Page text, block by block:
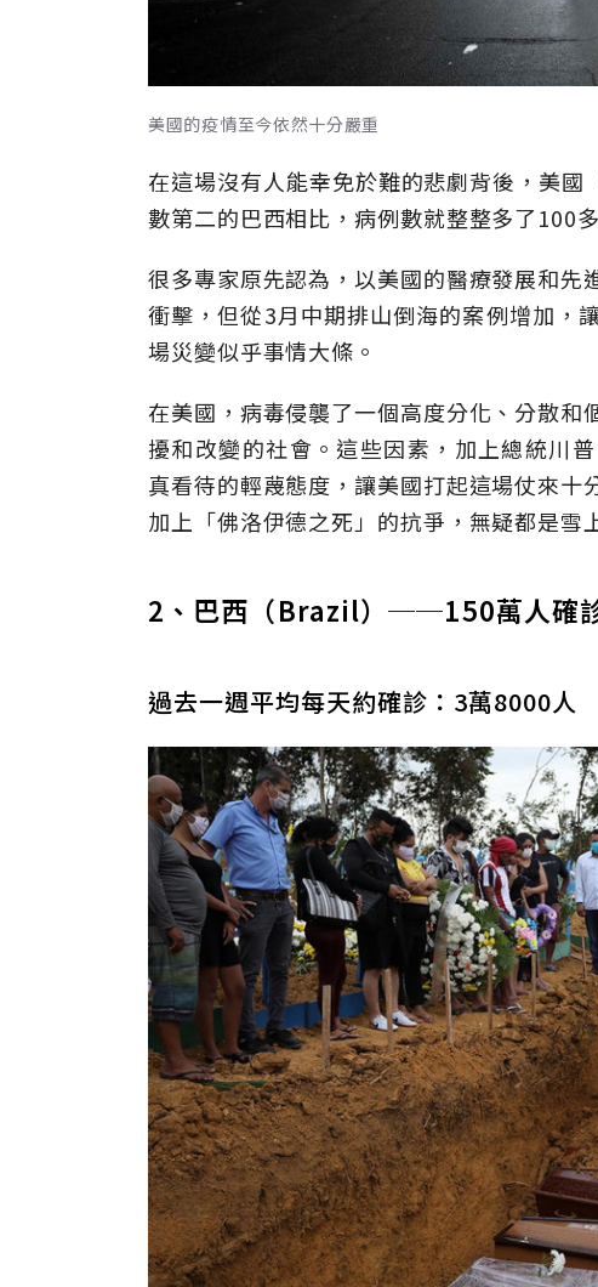
美國的疫情至今依然十分嚴重
在這場沒有人能幸免於難的悲劇背後，美
數第二的巴西相比，病例數就整整多了100
很多專家原先認為，以美國的醫療發展和
衝擊，但從3月中期排山倒海的案例增加，
場災變似乎事情大條。
在美國，病毒侵襲了一個高度分化、分散
擾和改變的社會。這些因素，加上總統川
真看待的輕蔑態度，讓美國打起這場仗來十
加上「佛洛伊德之死」的抗爭，無疑都是雪
2、巴西（Brazil）──150萬人確
過去一週平均每天約確診：3萬8000人